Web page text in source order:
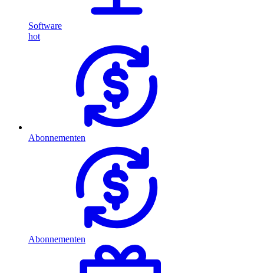
Software
hot
Abonnementen
Abonnementen